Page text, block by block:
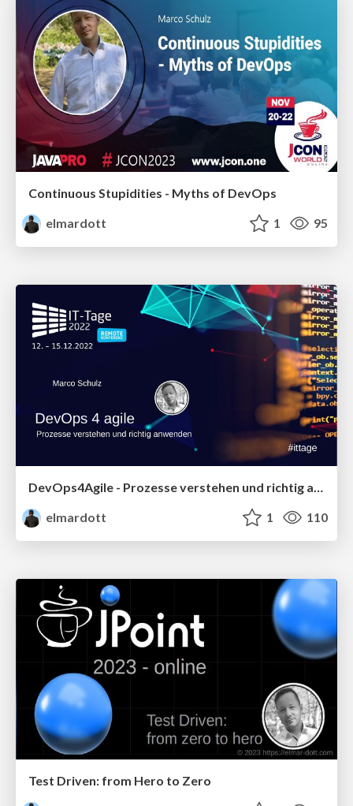
Continuous Stupidities - Myths of DevOps
elmardott
1 95
DevOps4Agile - Prozesse verstehen und richtig anwenden
elmardott
1 110
Test Driven: from Hero to Zero